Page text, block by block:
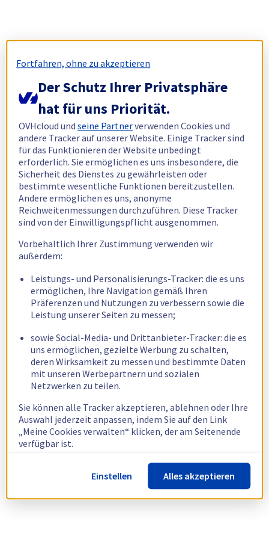
Fortfahren, ohne zu akzeptieren
Der Schutz Ihrer Privatsphäre
hat für uns Priorität.
OVHcloud undseine Partnerverwenden Cookies und
andere Tracker auf unserer Website. Einige Tracker sind
für das Funktionieren der Website unbedingt
erforderlich. Sie ermöglichen es uns insbesondere, die
Sicherheit des Dienstes zu gewährleisten oder
bestimmte wesentliche Funktionen bereitzustellen.
Andere ermöglichen es uns, anonyme
Reichweitenmessungen durchzuführen. Diese Tracker
sind von der Einwilligungspflicht ausgenommen.
Vorbehaltlich Ihrer Zustimmung verwenden wir
außerdem:
Leistungs- und Personalisierungs-Tracker: die es uns
ermöglichen, Ihre Navigation gemäß Ihren
Präferenzen und Nutzungen zu verbessern sowie die
Leistung unserer Seiten zu messen;
sowie Social-Media- und Drittanbieter-Tracker: die es
uns ermöglichen, gezielte Werbung zu schalten,
deren Wirksamkeit zu messen und bestimmte Daten
mit unseren Werbepartnern und sozialen
Netzwerken zu teilen.
Sie können alle Tracker akzeptieren, ablehnen oder Ihre
Auswahl jederzeit anpassen, indem Sie auf den Link
„Meine Cookies verwalten“ klicken, der am Seitenende
verfügbar ist.
Weitere Informationen finden Sie in unsererRichtlinie
zur Verwendung von Cookies.
Einstellen Alles akzeptieren